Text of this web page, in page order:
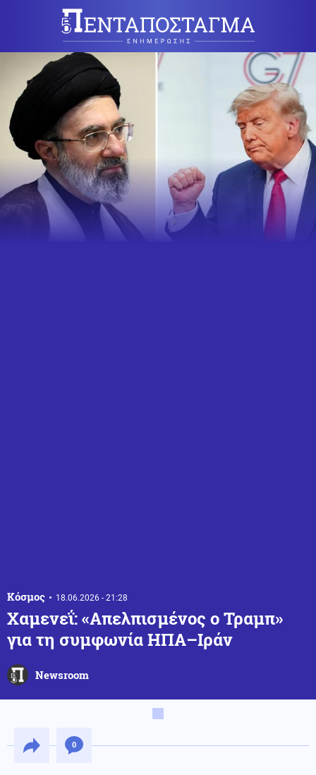
Κόσμος 18.06.2026 - 21:28
Χαμενεΐ: «Απελπισμένος ο Τραμπ»
για τη συμφωνία ΗΠΑ–Ιράν
Newsroom
0